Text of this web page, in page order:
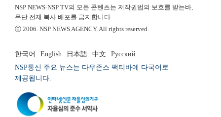
NSP NEWS·NSP TV의 모든 콘텐츠는 저작권법의 보호를 받는바,
무단 전재.복사.배포를 금지합니다.
ⓒ 2006. NSP NEWS AGENCY. All rights reserved.
한국어 English 日本語 中文
Русский
NSP통신 주요 뉴스는 다우존스 팩티바에 다국어로
제공됩니다.